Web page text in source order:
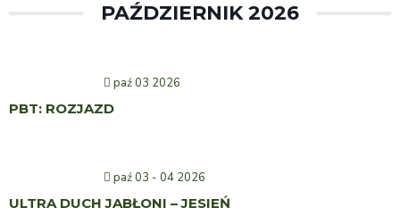
PAŹDZIERNIK 2026
paź 03 2026
PBT: ROZJAZD
paź 03 - 04 2026
ULTRA DUCH JABŁONI – JESIEŃ